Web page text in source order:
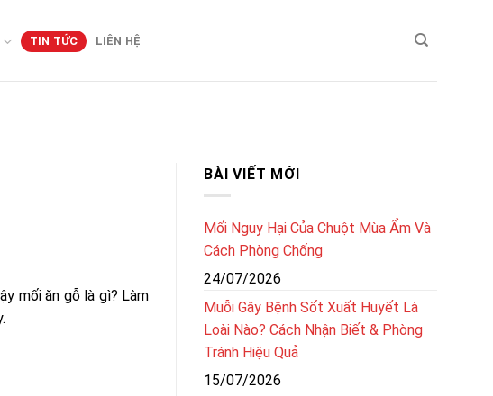
TIN TỨC LIÊN HỆ
mối ăn gỗ là gì? Làm
BÀI VIẾT MỚI
Mối Nguy Hại Của Chuột Mùa Ẩm Và
Cách Phòng Chống
24/07/2026
Muỗi Gây Bệnh Sốt Xuất Huyết Là
Loài Nào? Cách Nhận Biết & Phòng
Tránh Hiệu Quả
15/07/2026